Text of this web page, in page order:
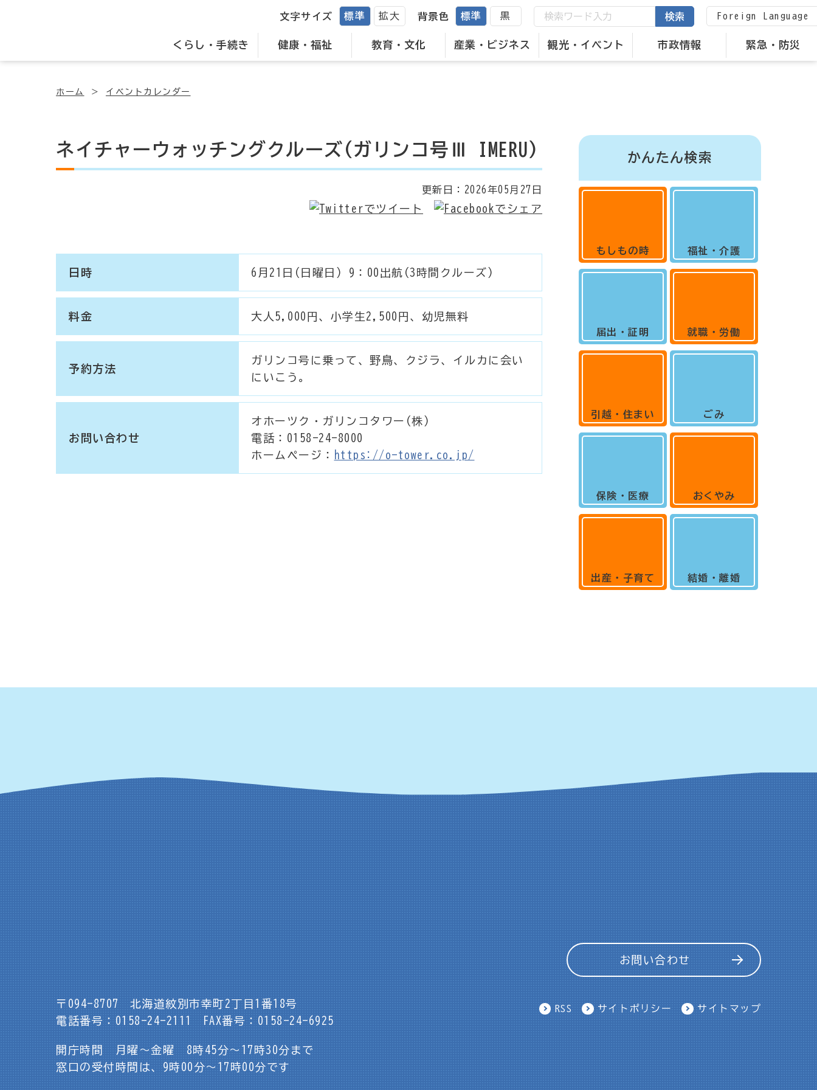
くらし・手続き 健康・福祉 教育・文化 産業・ビジネス 観光・イベント 市政情報 緊急・防災
文字サイズ 標準 拡大 背景色 標準 黒 検索 Foreign Language
ホーム イベントカレンダー
ネイチャーウォッチングクルーズ(ガリンコ号Ⅲ IMERU)
更新日： 2026年05月27日
日時 6月21日(日曜日) 9：00出航(3時間クルーズ)
料金 大人5,000円、小学生2,500円、幼児無料
予約方法
ガリンコ号に乗って、野鳥、クジラ、イルカに会い
にいこう。
お問い合わせ
オホーツク・ガリンコタワー(株)
電話：0158-24-8000
ホームページ：
https://o-tower.co.jp/
かんたん検索
もしもの時
届出・証明
引越・住まい
保険・医療
出産・子育て
福祉・介護
就職・労働
ごみ
おくやみ
結婚・離婚
〒094-8707
北海道紋別市幸町2丁目1番18号
電話番号：0158-24-2111
FAX番号：0158-24-6925
開庁時間 月曜～金曜 8時45分～17時30分まで
窓口の受付時間は、9時00分～17時00分です
お問い合わせ
RSS サイトポリシー サイトマップ